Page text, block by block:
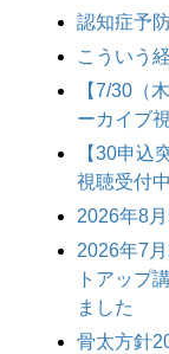
認知症予
こういう
【7/30（
ーカイブ
【30申込
視聴受付
2026年8
2026年7
トアップ
ました
骨太方針